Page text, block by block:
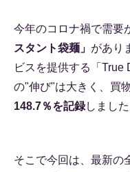
今年のコロナ禍で需要
スタント袋麺」 があり
ビスを提供する「True
の"伸び"は大きく、買
148.7％を記録しました
そこで今回は、最新の